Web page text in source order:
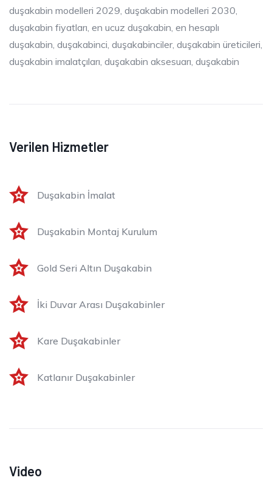
duşakabin modelleri 2029, duşakabin modelleri 2030,
duşakabin fiyatları, en ucuz duşakabin, en hesaplı
duşakabin, duşakabinci, duşakabinciler, duşakabin üreticileri,
duşakabin imalatçıları, duşakabin aksesuarı, duşakabin
Verilen Hizmetler
Duşakabin İmalat
Duşakabin Montaj Kurulum
Gold Seri Altın Duşakabin
İki Duvar Arası Duşakabinler
Kare Duşakabinler
Katlanır Duşakabinler
Video